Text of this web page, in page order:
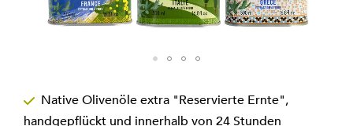
Anfang
der
Native Olivenöle extra "Reservierte Ernte",
handgepflückt und innerhalb von 24 Stunden